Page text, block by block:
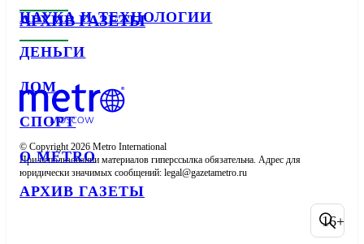
НАУКА И ТЕХНОЛОГИИ
ДЕНЬГИ
ДОМ
СПОРТ
О METRO
АРХИВ ГАЗЕТЫ
АРХИВ ГАЗЕТЫ
© Copyright 2026 Metro International
При использовании материалов гиперссылка обязательна. Адрес для
юридически значимых сообщений:
16+